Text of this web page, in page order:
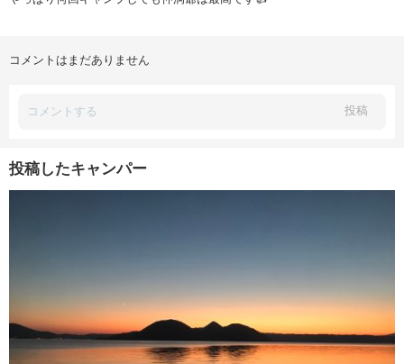
コメントはまだありません
投稿
投稿したキャンパー